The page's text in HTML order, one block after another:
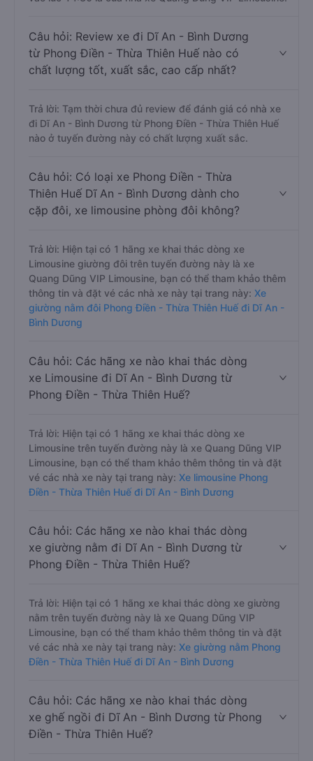
Câu hỏi: Review xe đi Dĩ An - Bình Dương
từ Phong Điền - Thừa Thiên Huế nào có
chất lượng tốt, xuất sắc, cao cấp nhất?
Trả lời: Tạm thời chưa đủ review để đánh giá có nhà xe
đi Dĩ An - Bình Dương từ Phong Điền - Thừa Thiên Huế
nào ở tuyến đường này có chất lượng xuất sắc.
Câu hỏi: Có loại xe Phong Điền - Thừa
Thiên Huế Dĩ An - Bình Dương dành cho
cặp đôi, xe limousine phòng đôi không?
Trả lời: Hiện tại có 1 hãng xe khai thác dòng xe
Limousine giường đôi trên tuyến đường này là xe
Quang Dũng VIP Limousine, bạn có thể tham khảo thêm
thông tin và đặt vé các nhà xe này tại trang này: Xe
giường nằm đôi Phong Điền - Thừa Thiên Huế đi Dĩ An -
Bình Dương
Câu hỏi: Các hãng xe nào khai thác dòng
xe Limousine đi Dĩ An - Bình Dương từ
Phong Điền - Thừa Thiên Huế?
Trả lời: Hiện tại có 1 hãng xe khai thác dòng xe
Limousine trên tuyến đường này là xe Quang Dũng VIP
Limousine, bạn có thể tham khảo thêm thông tin và đặt
vé các nhà xe này tại trang này: Xe limousine Phong
Điền - Thừa Thiên Huế đi Dĩ An - Bình Dương
Câu hỏi: Các hãng xe nào khai thác dòng
xe giường nằm đi Dĩ An - Bình Dương từ
Phong Điền - Thừa Thiên Huế?
Trả lời: Hiện tại có 1 hãng xe khai thác dòng xe giường
nằm trên tuyến đường này là xe Quang Dũng VIP
Limousine, bạn có thể tham khảo thêm thông tin và đặt
vé các nhà xe này tại trang này: Xe giường nằm Phong
Điền - Thừa Thiên Huế đi Dĩ An - Bình Dương
Câu hỏi: Các hãng xe nào khai thác dòng
xe ghế ngồi đi Dĩ An - Bình Dương từ Phong
Điền - Thừa Thiên Huế?